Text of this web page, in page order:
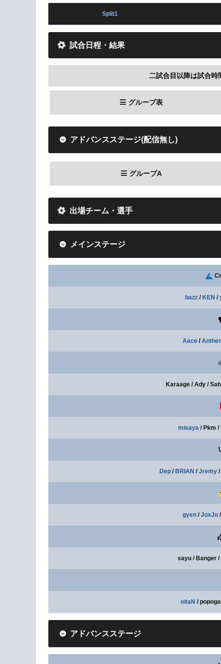
Split1
試合日程・結果
二試合目以降は試合
グループ表
アドバンスステージ(配信無し)
グループA
出場チーム・選手
メインステージ
bazz/KEN /
Aace /
Karaage / Ady /
misaya / Pkm /
Dep/BRIAN /Jremy/
gyen /JoxJo
sayu / Banger
oitaN /
アドバンスステージ